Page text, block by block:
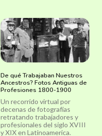
De qué Trabajaban Nuestros
Ancestros? Fotos Antiguas de
Profesiones 1800-1900
Un recorrido virtual por
decenas de fotografías
retratando trabajadores y
profesionales del siglo XVIII
y XIX en Latinoamerica.